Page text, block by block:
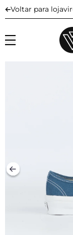
Voltar para